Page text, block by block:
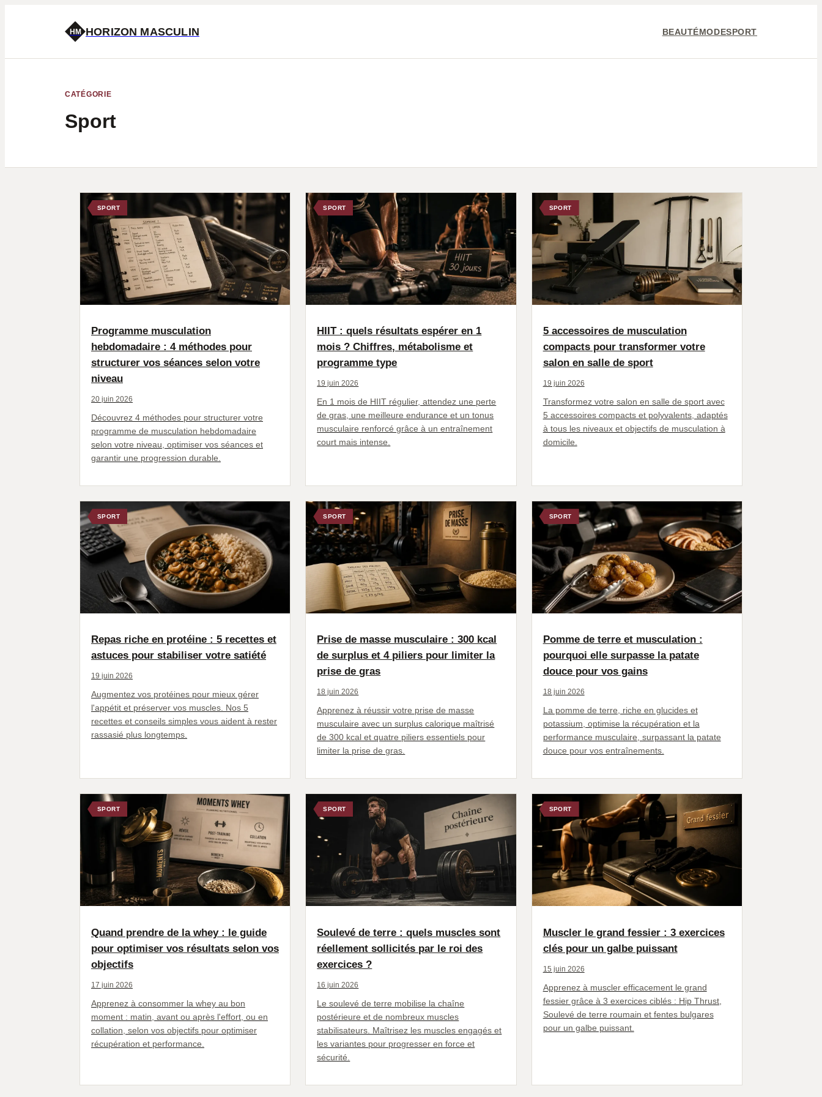
HM HORIZON MASCULIN BEAUTÉMODESPORT
CATÉGORIE
Sport
SPORT
Programme musculation
hebdomadaire : 4 méthodes pour
structurer vos séances selon votre
niveau
20 juin 2026
Découvrez 4 méthodes pour structurer votre
programme de musculation hebdomadaire
selon votre niveau, optimiser vos séances et
garantir une progression durable.
SPORT
HIIT : quels résultats espérer en 1
mois ? Chiffres, métabolisme et
programme type
19 juin 2026
En 1 mois de HIIT régulier, attendez une perte
de gras, une meilleure endurance et un tonus
musculaire renforcé grâce à un entraînement
court mais intense.
SPORT
5 accessoires de musculation
compacts pour transformer votre
salon en salle de sport
19 juin 2026
Transformez votre salon en salle de sport avec
5 accessoires compacts et polyvalents, adaptés
à tous les niveaux et objectifs de musculation à
domicile.
SPORT
Repas riche en protéine : 5 recettes et
astuces pour stabiliser votre satiété
19 juin 2026
Augmentez vos protéines pour mieux gérer
l'appétit et préserver vos muscles. Nos 5
recettes et conseils simples vous aident à rester
rassasié plus longtemps.
SPORT
Prise de masse musculaire : 300 kcal
de surplus et 4 piliers pour limiter la
prise de gras
18 juin 2026
Apprenez à réussir votre prise de masse
musculaire avec un surplus calorique maîtrisé
de 300 kcal et quatre piliers essentiels pour
limiter la prise de gras.
SPORT
Pomme de terre et musculation :
pourquoi elle surpasse la patate
douce pour vos gains
18 juin 2026
La pomme de terre, riche en glucides et
potassium, optimise la récupération et la
performance musculaire, surpassant la patate
douce pour vos entraînements.
SPORT
Quand prendre de la whey : le guide
pour optimiser vos résultats selon vos
objectifs
17 juin 2026
Apprenez à consommer la whey au bon
moment : matin, avant ou après l'effort, ou en
collation, selon vos objectifs pour optimiser
récupération et performance.
SPORT
Soulevé de terre : quels muscles sont
réellement sollicités par le roi des
exercices ?
16 juin 2026
Le soulevé de terre mobilise la chaîne
postérieure et de nombreux muscles
stabilisateurs. Maîtrisez les muscles engagés et
les variantes pour progresser en force et
sécurité.
SPORT
Muscler le grand fessier : 3 exercices
clés pour un galbe puissant
15 juin 2026
Apprenez à muscler efficacement le grand
fessier grâce à 3 exercices ciblés : Hip Thrust,
Soulevé de terre roumain et fentes bulgares
pour un galbe puissant.